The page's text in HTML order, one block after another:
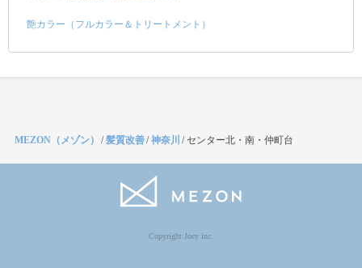
艶カラー（フルカラー＆トリートメント）
MEZON（メゾン） /髪質改善/神奈川 / センター北・南・仲町台
Copyright Jocy inc.